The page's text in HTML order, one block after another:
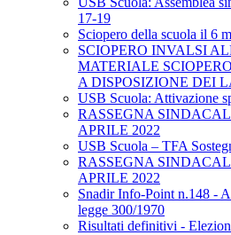
17-19
Sciopero della scuola il 6
SCIOPERO INVALSI
MATERIALE
A DISPOSIZIONE DEI
USB Scuola: Attivazione
RASSEGNA
APRILE 2022
USB Scuola – TFA
RASSEGNA
APRILE 2022
Snadir Info-Point n.148 -
legge 300/1970
Risultati definitivi -